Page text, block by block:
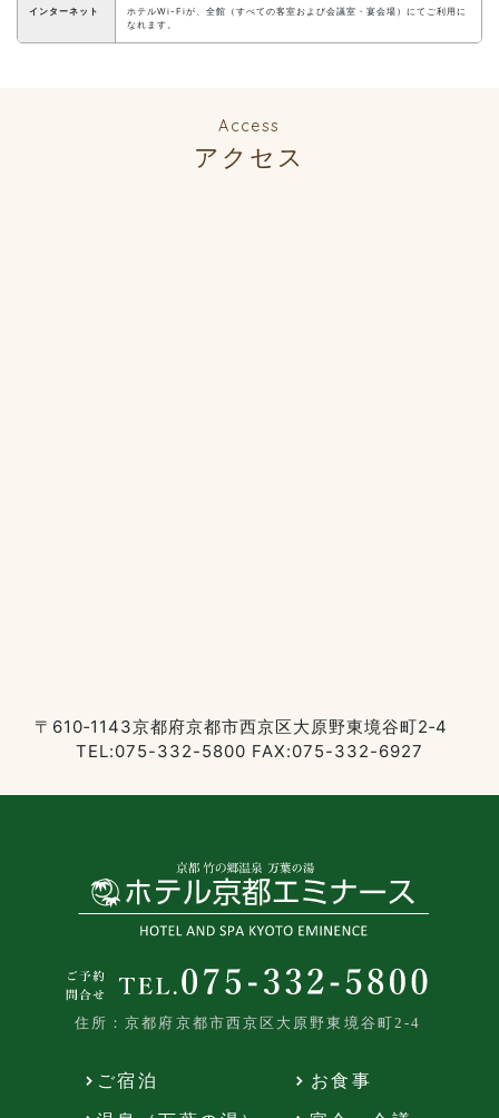
インターネット
ホテルWi-Fiが、全館（すべての客室および会議室・宴会場）にてご利用に
なれます。
Access
アクセス
〒610‐1143京都府京都市西京区大原野東境谷町2‐4
TEL:075-332-5800 FAX:075-332-6927
住所：京都府京都市西京区大原野東境谷町2-4
ご宿泊 お食事